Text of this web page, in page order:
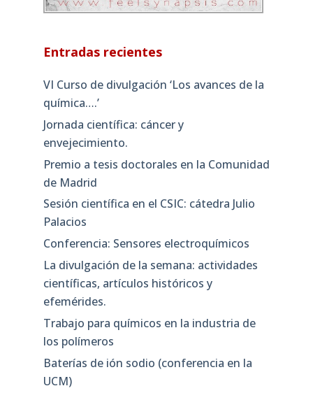
Entradas recientes
VI Curso de divulgación ‘Los avances de la
química….’
Jornada científica: cáncer y
envejecimiento.
Premio a tesis doctorales en la Comunidad
de Madrid
Sesión científica en el CSIC: cátedra Julio
Palacios
Conferencia: Sensores electroquímicos
La divulgación de la semana: actividades
científicas, artículos históricos y
efemérides.
Trabajo para químicos en la industria de
los polímeros
Baterías de ión sodio (conferencia en la
UCM)